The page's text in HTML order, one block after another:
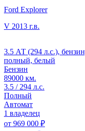
Ford Explorer
V 2013 г.в.
3.5 АТ (294 л.с.),
полный, белый
Бензин
89000 км.
3.5 / 294 л.с.
Полный
Автомат
1 владелец
от 969 000 ₽